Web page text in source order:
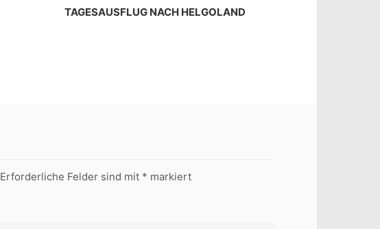
TAGESAUSFLUG NACH HELGOLAND
Erforderliche Felder sind mit * markiert